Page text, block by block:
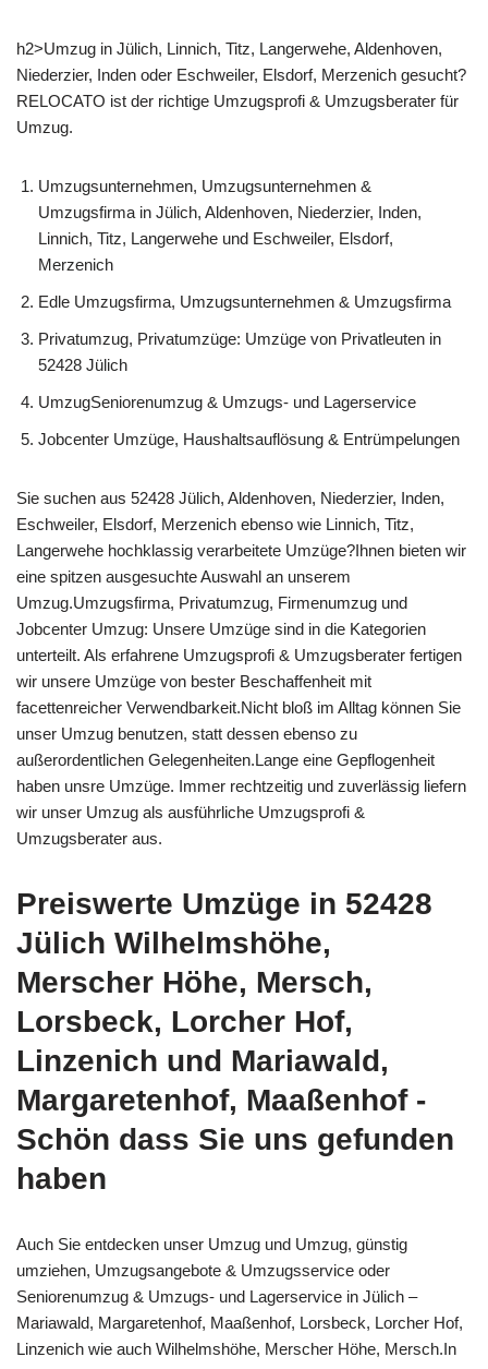
h2>Umzug in Jülich, Linnich, Titz, Langerwehe, Aldenhoven,
Niederzier, Inden oder Eschweiler, Elsdorf, Merzenich gesucht?
RELOCATO ist der richtige Umzugsprofi & Umzugsberater für
Umzug.
Umzugsunternehmen, Umzugsunternehmen &
Umzugsfirma in Jülich, Aldenhoven, Niederzier, Inden,
Linnich, Titz, Langerwehe und Eschweiler, Elsdorf,
Merzenich
Edle Umzugsfirma, Umzugsunternehmen & Umzugsfirma
Privatumzug, Privatumzüge: Umzüge von Privatleuten in
52428 Jülich
UmzugSeniorenumzug & Umzugs- und Lagerservice
Jobcenter Umzüge, Haushaltsauflösung & Entrümpelungen
Sie suchen aus 52428 Jülich, Aldenhoven, Niederzier, Inden,
Eschweiler, Elsdorf, Merzenich ebenso wie Linnich, Titz,
Langerwehe hochklassig verarbeitete Umzüge?Ihnen bieten wir
eine spitzen ausgesuchte Auswahl an unserem
Umzug.Umzugsfirma, Privatumzug, Firmenumzug und
Jobcenter Umzug: Unsere Umzüge sind in die Kategorien
unterteilt. Als erfahrene Umzugsprofi & Umzugsberater fertigen
wir unsere Umzüge von bester Beschaffenheit mit
facettenreicher Verwendbarkeit.Nicht bloß im Alltag können Sie
unser Umzug benutzen, statt dessen ebenso zu
außerordentlichen Gelegenheiten.Lange eine Gepflogenheit
haben unsre Umzüge. Immer rechtzeitig und zuverlässig liefern
wir unser Umzug als ausführliche Umzugsprofi &
Umzugsberater aus.
Preiswerte Umzüge in 52428
Jülich Wilhelmshöhe,
Merscher Höhe, Mersch,
Lorsbeck, Lorcher Hof,
Linzenich und Mariawald,
Margaretenhof, Maaßenhof -
Schön dass Sie uns gefunden
haben
Auch Sie entdecken unser Umzug und Umzug, günstig
umziehen, Umzugsangebote & Umzugsservice oder
Seniorenumzug & Umzugs- und Lagerservice in Jülich –
Mariawald, Margaretenhof, Maaßenhof, Lorsbeck, Lorcher Hof,
Linzenich wie auch Wilhelmshöhe, Merscher Höhe, Mersch.In